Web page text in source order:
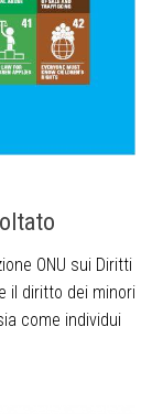
ONU sui Diritti
il diritto dei minori
come individui